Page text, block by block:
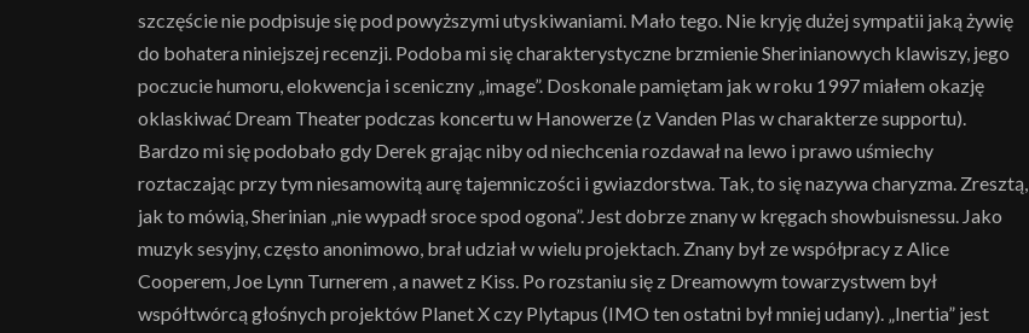
szczęście nie podpisuje się pod powyższymi utyskiwaniami. Mało tego. Nie kryję dużej sympatii jaką żywię
do bohatera niniejszej recenzji. Podoba mi się charakterystyczne brzmienie Sherinianowych klawiszy, jego
poczucie humoru, elokwencja i sceniczny „image”. Doskonale pamiętam jak w roku 1997 miałem okazję
oklaskiwać Dream Theater podczas koncertu w Hanowerze (z Vanden Plas w charakterze supportu).
Bardzo mi się podobało gdy Derek grając niby od niechcenia rozdawał na lewo i prawo uśmiechy
roztaczając przy tym niesamowitą aurę tajemniczości i gwiazdorstwa. Tak, to się nazywa charyzma. Zresztą,
jak to mówią, Sherinian „nie wypadł sroce spod ogona”. Jest dobrze znany w kręgach showbuisnessu. Jako
muzyk sesyjny, często anonimowo, brał udział w wielu projektach. Znany był ze współpracy z Alice
Cooperem, Joe Lynn Turnerem , a nawet z Kiss. Po rozstaniu się z Dreamowym towarzystwem był
współtwórcą głośnych projektów Planet X czy Plytapus (IMO ten ostatni był mniej udany). „Inertia” jest